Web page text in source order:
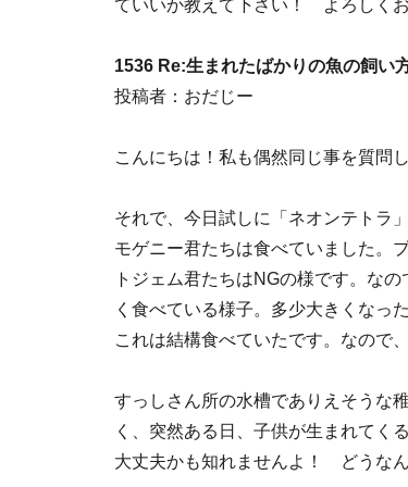
ていいか教えて下さい！ よろしくお
1536 Re:生まれたばかりの魚の飼い
投稿者：おだじー
こんにちは！私も偶然同じ事を質問
それで、今日試しに「ネオンテトラ
モゲニー君たちは食べていました。
トジェム君たちはNGの様です。な
く食べている様子。多少大きくなっ
これは結構食べていたです。なので
すっしさん所の水槽でありえそうな
く、突然ある日、子供が生まれてく
大丈夫かも知れませんよ！ どうな